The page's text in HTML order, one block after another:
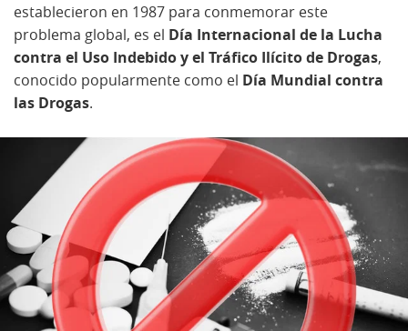
establecieron en 1987 para conmemorar este
problema global, es el Día Internacional de la Lucha
contra el Uso Indebido y el Tráfico Ilícito de Drogas,
conocido popularmente como el Día Mundial contra
las Drogas.